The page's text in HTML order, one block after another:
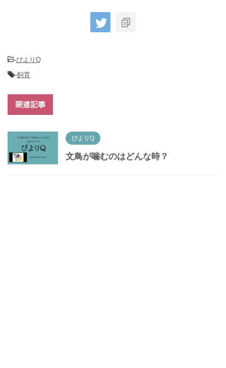
-ぴよりQ
-飼育
関連記事
ぴよりQ
文鳥が噛むのはどんな時？